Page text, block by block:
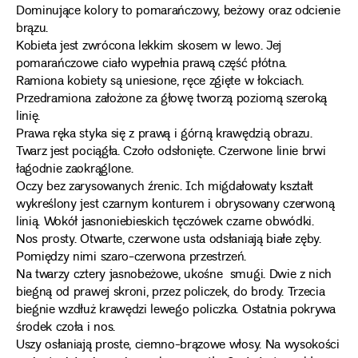
Dominujące kolory to pomarańczowy, beżowy oraz odcienie
brązu.
Kobieta jest zwrócona lekkim skosem w lewo. Jej
pomarańczowe ciało wypełnia prawą część płótna.
Ramiona kobiety są uniesione, ręce zgięte w łokciach.
Przedramiona założone za głowę tworzą poziomą szeroką
linię.
Prawa ręka styka się z prawą i górną krawędzią obrazu.
Twarz jest pociągła. Czoło odsłonięte. Czerwone linie brwi
łagodnie zaokrąglone.
Oczy bez zarysowanych źrenic. Ich migdałowaty kształt
wykreślony jest czarnym konturem i obrysowany czerwoną
linią. Wokół jasnoniebieskich tęczówek czarne obwódki.
Nos prosty. Otwarte, czerwone usta odsłaniają białe zęby.
Pomiędzy nimi szaro-czerwona przestrzeń.
Na twarzy cztery jasnobeżowe, ukośne smugi. Dwie z nich
biegną od prawej skroni, przez policzek, do brody. Trzecia
biegnie wzdłuż krawędzi lewego policzka. Ostatnia pokrywa
środek czoła i nos.
Uszy osłaniają proste, ciemno-brązowe włosy. Na wysokości